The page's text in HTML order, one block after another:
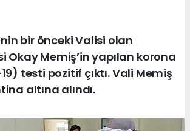
bir önceki Valisi olan
Okay Memiş’in yapılan korona
testi pozitif çıktı. Vali Memiş
altına alındı.